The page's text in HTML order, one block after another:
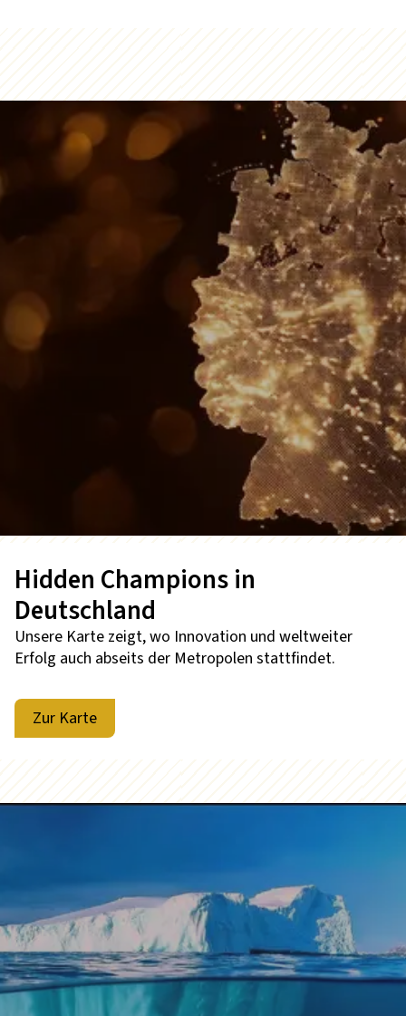
Hidden Champions in
Deutschland
Unsere Karte zeigt, wo Innovation und weltweiter
Erfolg auch abseits der Metropolen stattfindet.
Zur Karte